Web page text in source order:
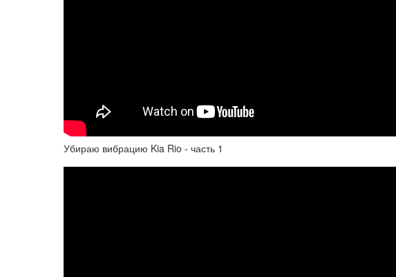
Убираю вибрацию Kia Rio - часть 1